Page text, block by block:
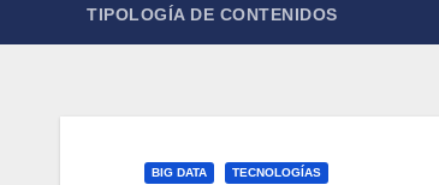
TIPOLOGÍA DE CONTENIDOS
BIG DATA TECNOLOGÍAS